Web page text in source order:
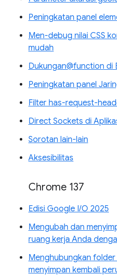
Peningkatan panel
Men-debug nilai CSS
mudah
Dukungan@function di
Peningkatan panel
Filter has-request-
Direct Sockets di
Sorotan lain-lain
Aksesibilitas
Chrome 137
Edisi Google I/O 2025
Mengubah dan
ruang kerja Anda
Menghubungkan
menyimpan kembali